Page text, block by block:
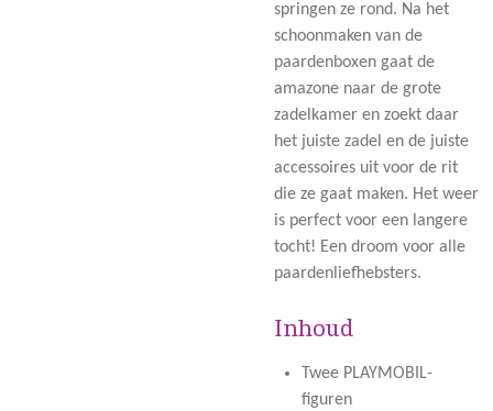
springen ze rond. Na het
schoonmaken van de
paardenboxen gaat de
amazone naar de grote
zadelkamer en zoekt daar
het juiste zadel en de juiste
accessoires uit voor de rit
die ze gaat maken. Het weer
is perfect voor een langere
tocht! Een droom voor alle
paardenliefhebsters.
Inhoud
Twee PLAYMOBIL-
figuren